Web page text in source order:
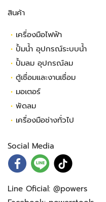
สินค้า
• เครื่องมือไฟฟ้า
• ปั้มน้ำ อุปกรณ์ระบบน้ำ
• ปั้มลม อุปกรณ์ลม
• ตู้เชื่อมและงานเชื่อม
• มอเตอร์
• พัดลม
• เครื่องมือช่างทั่วไป
Social Media
Line Oficial: @powers